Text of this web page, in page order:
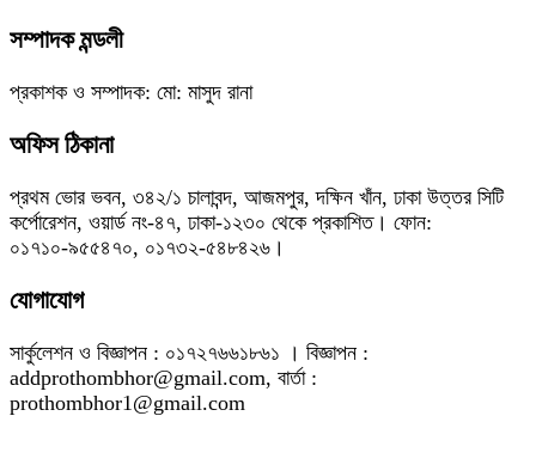
সম্পাদক মন্ডলী
প্রকাশক ও সম্পাদক: মো: মাসুদ রানা
অফিস ঠিকানা
প্রথম ভোর ভবন, ৩৪২/১ চালাবন্দ, আজমপুর, দক্ষিন খাঁন, ঢাকা উত্তর সিটি
কর্পোরেশন, ওয়ার্ড নং-৪৭, ঢাকা-১২৩০ থেকে প্রকাশিত। ফোন:
০১৭১০-৯৫৫৪৭০, ০১৭৩২-৫৪৮৪২৬।
যোগাযোগ
সার্কুলেশন ও বিজ্ঞাপন : ০১৭২৭৬৬১৮৬১ । বিজ্ঞাপন :
addprothombhor@gmail.com, বার্তা :
prothombhor1@gmail.com